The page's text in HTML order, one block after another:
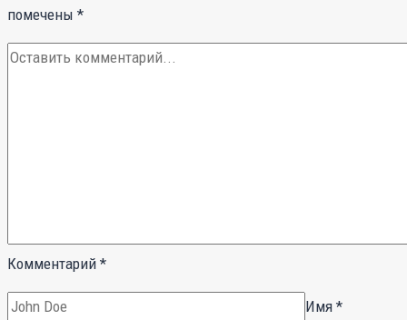
помечены *
Комментарий *
Имя *